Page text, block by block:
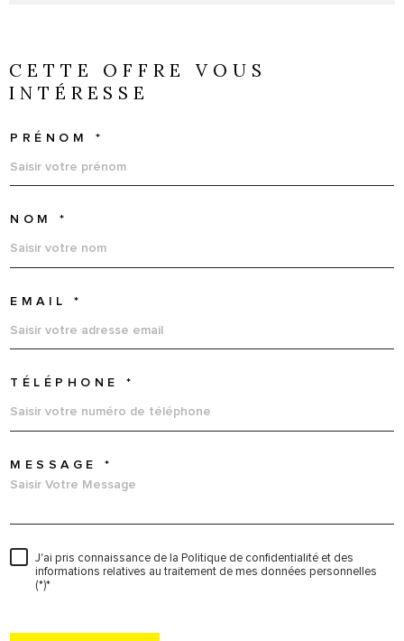
CETTE OFFRE
VOUS
INTÉRESSE
PRÉNOM *
NOM *
EMAIL *
TÉLÉPHONE *
MESSAGE *
J'ai pris connaissance de la Politique de confidentialité et des
informations relatives au traitement de mes données personnelles
(*)*